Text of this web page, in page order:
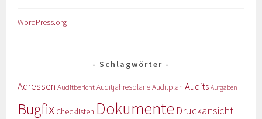
WordPress.org
Schlagwörter
Adressen AuditberichtAuditjahrespläneAuditplan Audits Aufgaben
Bugfix Checklisten Dokumente Druckansicht